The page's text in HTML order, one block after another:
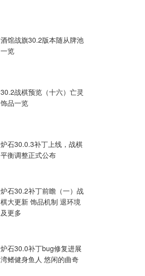
酒馆战旗30.2版本随从牌池
一览
30.2战棋预览（十六）亡灵
饰品一览
炉石30.0.3补丁上线，战棋
平衡调整正式公布
炉石30.2补丁前瞻（一）战
棋大更新 饰品机制 退环境
及更多
炉石30.0补丁bug修复进展
湾鳍健身鱼人 悠闲的曲奇